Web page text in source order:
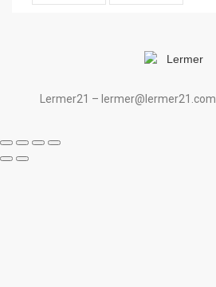
Lermer21 – lermer@lermer21.com